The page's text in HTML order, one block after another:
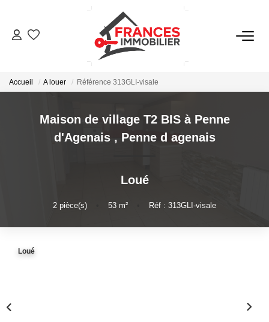
GESTION LOCATIVE
NOTRE AGENCE
Accueil A louer Référence 313GLI-visale
Maison de village T2 BIS à Penne
d'Agenais , Penne d agenais
Loué
2 pièce(s) 53 m² Réf : 313GLI-visale
Loué